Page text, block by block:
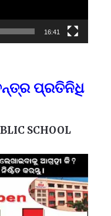
16:41
ଆବଶ୍ୟକ,
SCHOOL